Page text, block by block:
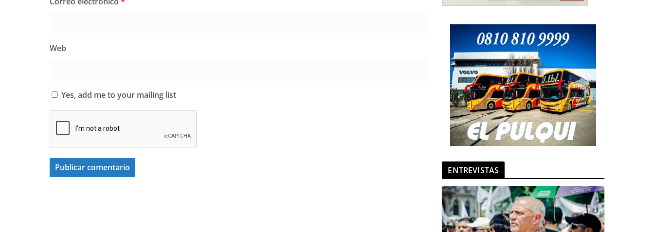
Web
Yes, add me to your mailing list
ENTREVISTAS